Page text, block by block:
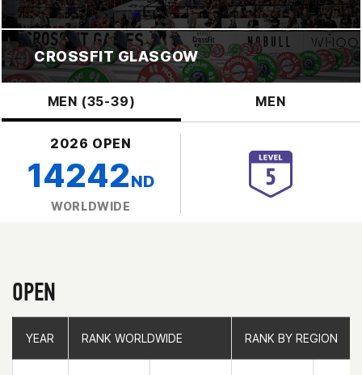
CROSSFIT GLASGOW
MEN (35-39) MEN
2026 OPEN
14242ND
WORLDWIDE
OPEN
YEAR RANK WORLDWIDE RANK BY REGION
YEAR RANK WORLDWIDE RANK BY REGION